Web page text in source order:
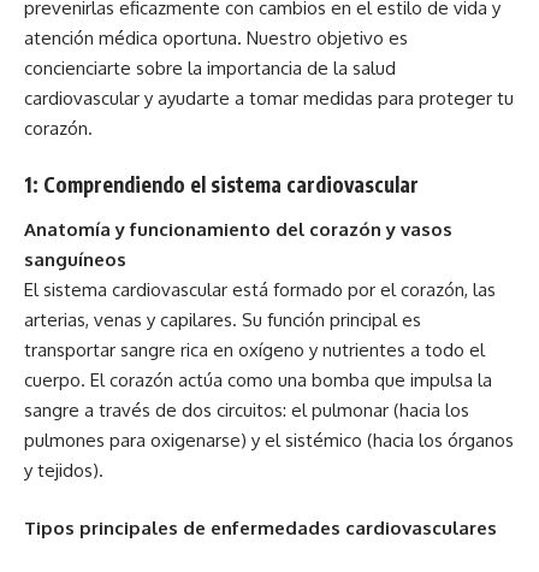
prevenirlas eficazmente con cambios en el estilo de vida y
atención médica oportuna. Nuestro objetivo es
concienciarte sobre la importancia de la salud
cardiovascular y ayudarte a tomar medidas para proteger tu
corazón.
1: Comprendiendo el sistema cardiovascular
Anatomía y funcionamiento del corazón y vasos
sanguíneos
El sistema cardiovascular está formado por el corazón, las
arterias, venas y capilares. Su función principal es
transportar sangre rica en oxígeno y nutrientes a todo el
cuerpo. El corazón actúa como una bomba que impulsa la
sangre a través de dos circuitos: el pulmonar (hacia los
pulmones para oxigenarse) y el sistémico (hacia los órganos
y tejidos).
Tipos principales de enfermedades cardiovasculares